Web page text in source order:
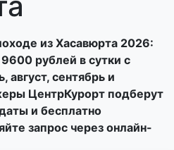
из Хасавюрта 2026:
рублей в сутки с
август, сентябрь и
ЦентрКурорт подберут
и бесплатно
запрос через онлайн-